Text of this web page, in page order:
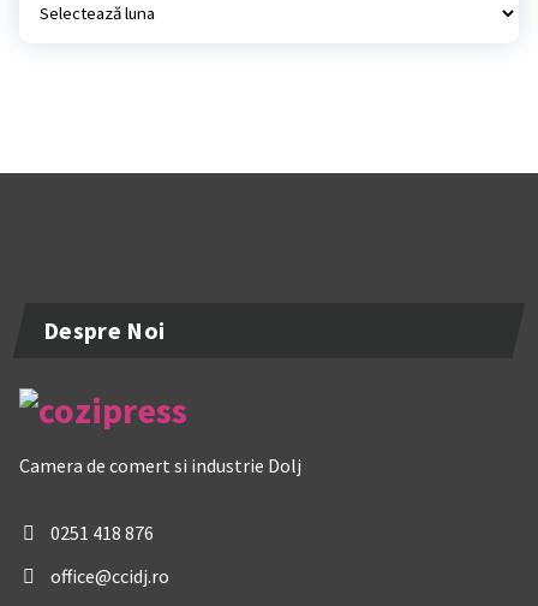
Despre Noi
Camera de comert si industrie Dolj
0251 418 876
office@ccidj.ro